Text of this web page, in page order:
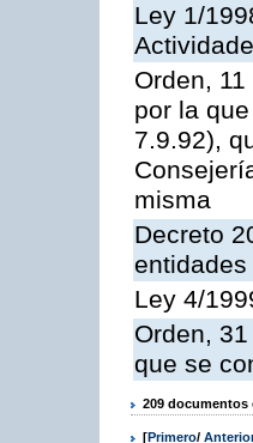
Ley 1/
Orden,
por la
7.9.92),
misma
Decreto
Ley 4/
Orden,
que se
209 documentos
[Primero/